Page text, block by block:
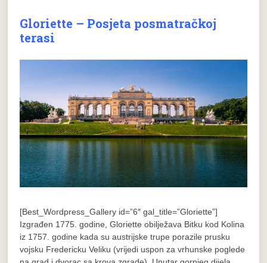
Gloriette – Posjeta posmatračkoj
terasi
[Best_Wordpress_Gallery id=”6″ gal_title=”Gloriette”]
Izgrađen 1775. godine, Gloriette obilježava Bitku kod Kolina
iz 1757. godine kada su austrijske trupe porazile prusku
vojsku Fredericku Veliku (vrijedi uspon za vrhunske poglede